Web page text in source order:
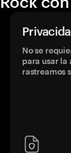
No se
para usar
rastreamos